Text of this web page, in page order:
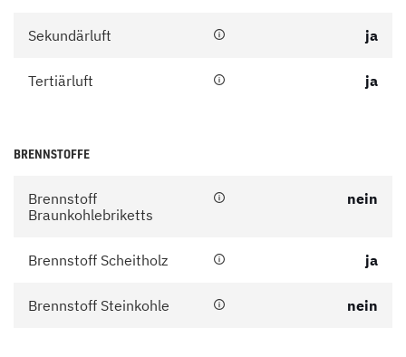
Sekundärluft ja
Tertiärluft ja
BRENNSTOFFE
Brennstoff
Braunkohlebriketts
nein
Brennstoff Scheitholz ja
Brennstoff Steinkohle nein